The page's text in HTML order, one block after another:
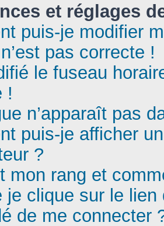
et réglages
puis-je modifier
n’est pas correcte !
le fuseau
!
n’apparaît pas
puis-je afficher
?
mon rang et
je clique sur le lien
de me connecter